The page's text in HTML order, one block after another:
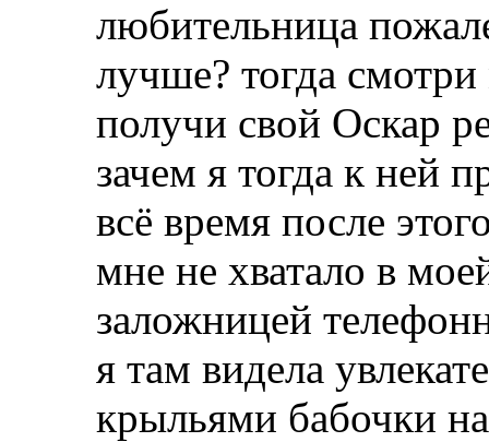
любительница
лучше? тогда
получи свой Оскар
зачем я тогда к ней
всё время после
мне не хватало в
заложницей
я там видела
крыльями бабочки